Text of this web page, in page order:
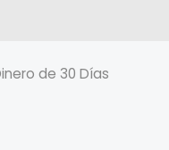
de 30 Días